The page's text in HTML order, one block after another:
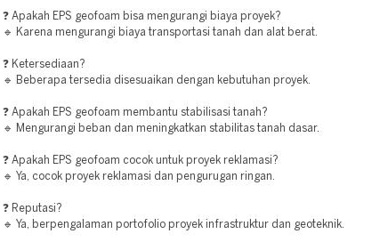
❓ Apakah EPS geofoam bisa mengurangi biaya proyek?
🔹 Karena mengurangi biaya transportasi tanah dan alat berat.
❓ Ketersediaan?
🔹 Beberapa tersedia disesuaikan dengan kebutuhan proyek.
❓ Apakah EPS geofoam membantu stabilisasi tanah?
🔹 Mengurangi beban dan meningkatkan stabilitas tanah dasar.
❓ Apakah EPS geofoam cocok untuk proyek reklamasi?
🔹 Ya, cocok proyek reklamasi dan pengurugan ringan.
❓ Reputasi?
🔹 Ya, berpengalaman portofolio proyek infrastruktur dan geoteknik.